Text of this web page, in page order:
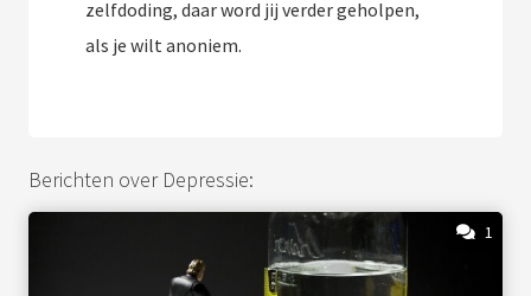
zelfdoding, daar word jij verder geholpen,
als je wilt anoniem.
Berichten over Depressie:
1